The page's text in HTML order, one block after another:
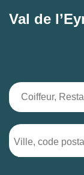
Val de